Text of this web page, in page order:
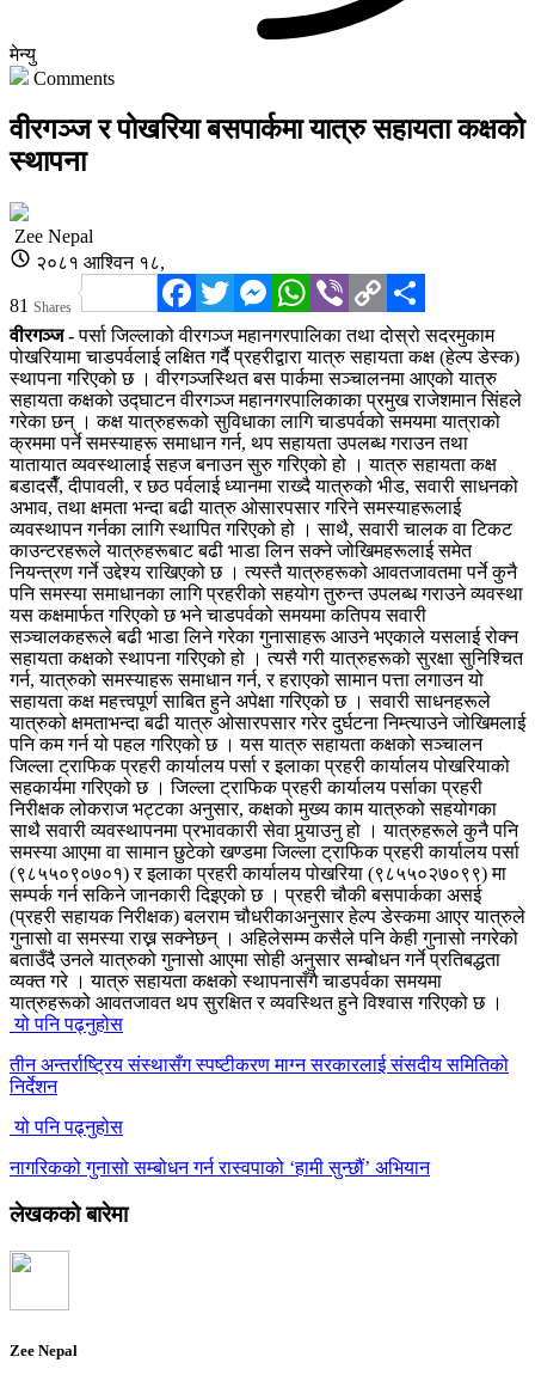
मेन्यु
Comments
वीरगञ्ज र पोखरिया बसपार्कमा यात्रु सहायता कक्षको
स्थापना
Zee Nepal
२०८१ आश्विन १८,
81 Shares
FacebookTwitterMessengerWhatsApp
Viber
Copy
Link
वीरगञ्ज -पर्सा जिल्लाको वीरगञ्ज महानगरपालिका तथा दोस्रो सदरमुकाम
पोखरियामा चाडपर्वलाई लक्षित गर्दै प्रहरीद्वारा यात्रु सहायता कक्ष (हेल्प डेस्क)
स्थापना गरिएको छ । वीरगञ्जस्थित बस पार्कमा सञ्चालनमा आएको यात्रु
सहायता कक्षको उद्घाटन वीरगञ्ज महानगरपालिकाका प्रमुख राजेशमान सिंहले
गरेका छन् । कक्ष यात्रुहरूको सुविधाका लागि चाडपर्वको समयमा यात्राको
क्रममा पर्ने समस्याहरू समाधान गर्न, थप सहायता उपलब्ध गराउन तथा
यातायात व्यवस्थालाई सहज बनाउन सुरु गरिएको हो । यात्रु सहायता कक्ष
बडादसैँ, दीपावली, र छठ पर्वलाई ध्यानमा राख्दै यात्रुको भीड, सवारी साधनको
अभाव, तथा क्षमता भन्दा बढी यात्रु ओसारपसार गरिने समस्याहरूलाई
व्यवस्थापन गर्नका लागि स्थापित गरिएको हो । साथै, सवारी चालक वा टिकट
काउन्टरहरूले यात्रुहरूबाट बढी भाडा लिन सक्ने जोखिमहरूलाई समेत
नियन्त्रण गर्ने उद्देश्य राखिएको छ । त्यस्तै यात्रुहरूको आवतजावतमा पर्ने कुनै
पनि समस्या समाधानका लागि प्रहरीको सहयोग तुरुन्त उपलब्ध गराउने व्यवस्था
यस कक्षमार्फत गरिएको छ भने चाडपर्वको समयमा कतिपय सवारी
सञ्चालकहरूले बढी भाडा लिने गरेका गुनासाहरू आउने भएकाले यसलाई रोक्न
सहायता कक्षको स्थापना गरिएको हो । त्यसै गरी यात्रुहरूको सुरक्षा सुनिश्चित
गर्न, यात्रुको समस्याहरू समाधान गर्न, र हराएको सामान पत्ता लगाउन यो
सहायता कक्ष महत्त्वपूर्ण साबित हुने अपेक्षा गरिएको छ । सवारी साधनहरूले
यात्रुको क्षमताभन्दा बढी यात्रु ओसारपसार गरेर दुर्घटना निम्त्याउने जोखिमलाई
पनि कम गर्न यो पहल गरिएको छ । यस यात्रु सहायता कक्षको सञ्चालन
जिल्ला ट्राफिक प्रहरी कार्यालय पर्सा र इलाका प्रहरी कार्यालय पोखरियाको
सहकार्यमा गरिएको छ । जिल्ला ट्राफिक प्रहरी कार्यालय पर्साका प्रहरी
निरीक्षक लोकराज भट्टका अनुसार, कक्षको मुख्य काम यात्रुको सहयोगका
साथै सवारी व्यवस्थापनमा प्रभावकारी सेवा पुर्‍याउनु हो । यात्रुहरूले कुनै पनि
समस्या आएमा वा सामान छुटेको खण्डमा जिल्ला ट्राफिक प्रहरी कार्यालय पर्सा
(९८५५०९०७०१) र इलाका प्रहरी कार्यालय पोखरिया (९८५५०२७०९९) मा
सम्पर्क गर्न सकिने जानकारी दिइएको छ । प्रहरी चौकी बसपार्कका असई
(प्रहरी सहायक निरीक्षक) बलराम चौधरीकाअनुसार हेल्प डेस्कमा आएर यात्रुले
गुनासो वा समस्या राख्न सक्नेछन् । अहिलेसम्म कसैले पनि केही गुनासो नगरेको
बताउँदै उनले यात्रुको गुनासो आएमा सोही अनुसार सम्बोधन गर्ने प्रतिबद्धता
व्यक्त गरे । यात्रु सहायता कक्षको स्थापनासँगै चाडपर्वका समयमा
यात्रुहरूको आवतजावत थप सुरक्षित र व्यवस्थित हुने विश्वास गरिएको छ ।
यो पनि पढ्नुहोस
तीन अन्तर्राष्ट्रिय संस्थासँग स्पष्टीकरण माग्न सरकारलाई संसदीय समितिको
निर्देशन
यो पनि पढ्नुहोस
नागरिकको गुनासो सम्बोधन गर्न रास्वपाको ‘हामी सुन्छौं’ अभियान
लेखकको बारेमा
Zee Nepal